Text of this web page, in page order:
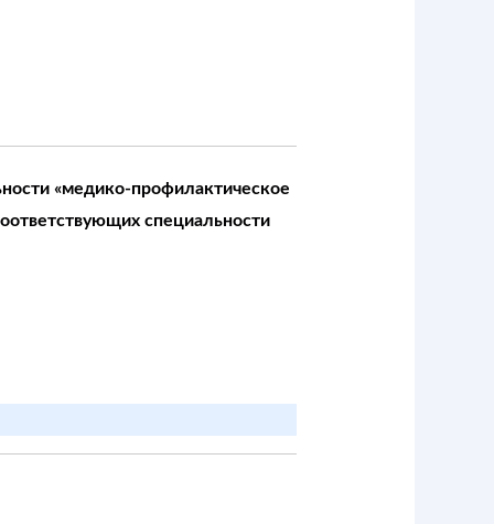
«медико-профилактическое
специальности